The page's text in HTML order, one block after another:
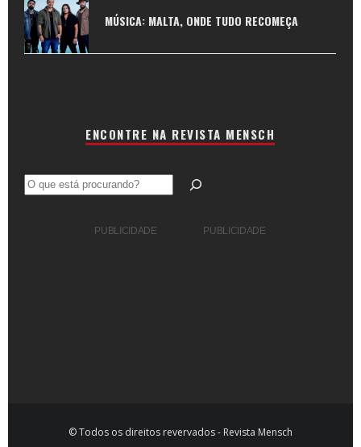
MÚSICA: MALTA, ONDE TUDO RECOMEÇA
ENCONTRE NA REVISTA MENSCH
Pesquisar
PUBLICIDADE PUBLICIDADE
© Todos os direitos revervados - Revista Mensch